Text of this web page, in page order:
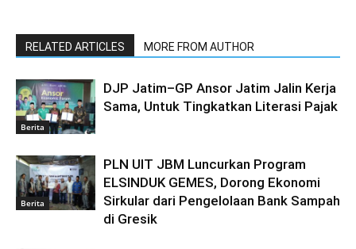
RELATED ARTICLES MORE FROM AUTHOR
Berita
DJP Jatim–GP Ansor Jatim Jalin Kerja
Sama, Untuk Tingkatkan Literasi Pajak
Berita
PLN UIT JBM Luncurkan Program
ELSINDUK GEMES, Dorong Ekonomi
Sirkular dari Pengelolaan Bank Sampah
di Gresik